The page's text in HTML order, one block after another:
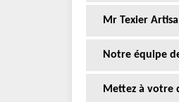
Mr Texier
Notre équipe
Mettez à votre